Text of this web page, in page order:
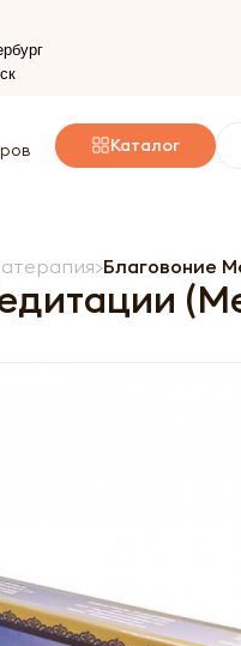
Каталог
Благовоние